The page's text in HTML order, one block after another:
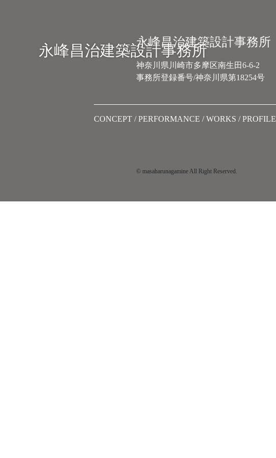
Main Navigation
永峰昌治建築設計事務所
永峰昌治建築設計事務所
神奈川県川崎市多摩区南生田6-6-2
事務所登録番号/神奈川県第18254号
CONCEPT PERFORMANCE WORKS PROFILE
© masaharunagamine All Right Reserved.